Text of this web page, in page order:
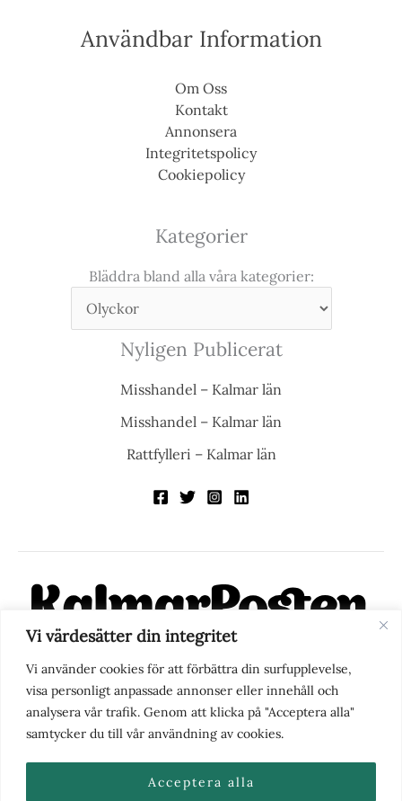
Vi värdesätter din integritet
Vi använder cookies för att förbättra din surfupplevelse,
visa personligt anpassade annonser eller innehåll och
analysera vår trafik. Genom att klicka på "Acceptera alla"
samtycker du till vår användning av cookies.
Acceptera alla
Användbar Information
Om Oss
Kontakt
Annonsera
Integritetspolicy
Cookiepolicy
Kategorier
Bläddra bland alla våra kategorier:
Nyligen Publicerat
Misshandel – Kalmar län
Misshandel – Kalmar län
Rattfylleri – Kalmar län
KalmarPosten är en modern lokalnyhetstidning på nätet. Med
fokus på Kalmarregionen, men också med blick för det större
perspektivet, vill vi vara din självklara kanal för nyheter,
berättelser och engagemang. KalmarPosten grundades 1988 och
fick nya ägare 2025.